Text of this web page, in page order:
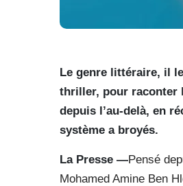
Le genre littéraire, il
thriller, pour raconter
depuis l’au-delà, en
système a broyés.
La Presse —Pensé
Mohamed Amine Ben